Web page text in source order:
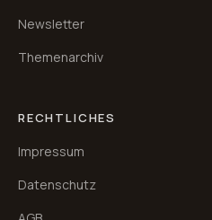
Newsletter
Themenarchiv
RECHTLICHES
Impressum
Datenschutz